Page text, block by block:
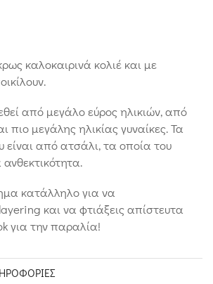
καλοκαιρινά κολιέ και με
από μεγάλο εύρος ηλικιών, από
πιο μεγάλης ηλικίας γυναίκες. Τα
είναι από ατσάλι, τα οποία του
κατάλληλο για να
και να φτιάξεις απίστευτα
για την παραλία!